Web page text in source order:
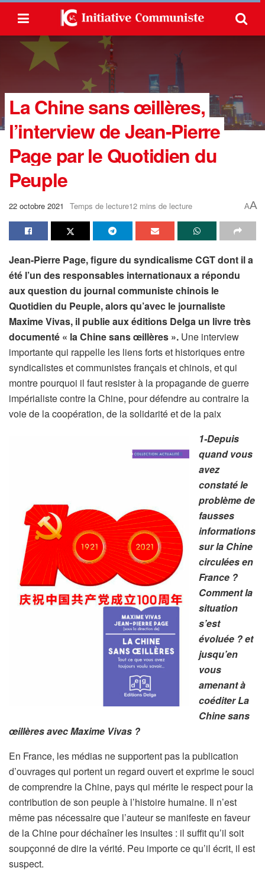
La Chine sans œillères,
l’interview de Jean-Pierre
Page par le Quotidien du
Peuple
22 octobre 2021 Temps de lecture12 mins de lecture AA
Jean-Pierre Page, figure du syndicalisme CGT dont il a
été l’un des responsables internationaux a répondu
aux question du journal communiste chinois le
Quotidien du Peuple, alors qu’avec le journaliste
Maxime Vivas, il publie aux éditions Delga un livre très
documenté « la Chine sans œillères ». Une interview
importante qui rappelle les liens forts et historiques entre
syndicalistes et communistes français et chinois, et qui
montre pourquoi il faut resister à la propagande de guerre
impérialiste contre la Chine, pour défendre au contraire la
voie de la coopération, de la solidarité et de la paix
1-Depuis
quand vous
avez
constaté le
problème de
fausses
informations
sur la Chine
circulées en
France ?
Comment la
situation
s’est
évoluée ? et
jusqu’en
vous
amenant à
coéditerLa
Chine sans
œillèresavec Maxime Vivas ?
En France, les médias ne supportent pas la publication
d’ouvrages qui portent un regard ouvert et exprime le souci
de comprendre la Chine, pays qui mérite le respect pour la
contribution de son peuple à l’histoire humaine. Il n’est
même pas nécessaire que l’auteur se manifeste en faveur
de la Chine pour déchaîner les insultes : il suffit qu’il soit
soupçonné de dire la vérité. Peu importe ce qu’il écrit, il est
suspect.